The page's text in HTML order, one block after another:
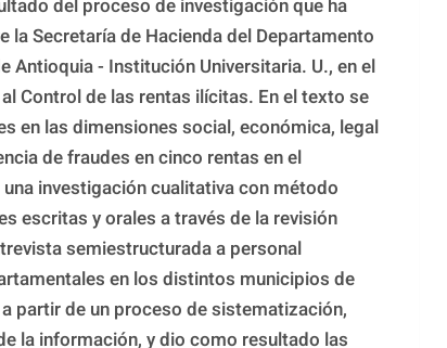
del proceso de investigación que ha
la Secretaría de Hacienda del Departamento
Antioquia - Institución Universitaria. U., en el
Control de las rentas ilícitas. En el texto se
en las dimensiones social, económica, legal
de fraudes en cinco rentas en el
investigación cualitativa con método
escritas y orales a través de la revisión
semiestructurada a personal
en los distintos municipios de
partir de un proceso de sistematización,
la información, y dio como resultado las